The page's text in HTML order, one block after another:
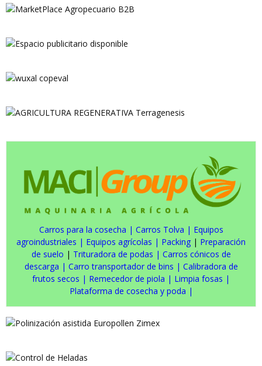
Carros para la cosecha | Carros Tolva | Equipos
agroindustriales | Equipos agrícolas | Packing | Preparación
de suelo | Trituradora de podas | Carros cónicos de
descarga | Carro transportador de bins | Calibradora de
frutos secos | Remecedor de piola | Limpia fosas |
Plataforma de cosecha y poda |